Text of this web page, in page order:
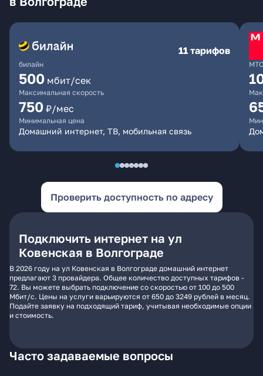
билайн
11 тарифов
500 мбит/сек
Максимальная скорость
750 ₽/мес
Минимальная цена
Домашний интернет, ТВ, мобильная связь
МТС
Проверить доступность по адресу
Подключить интернет на ул
Ковенская в Волгограде
В 2026 году на ул Ковенская в Волгограде домашний интернет
предлагают 3 провайдера. Общее количество доступных тарифов -
72. Вы можете выбрать подключение со скоростью от 100 до 500
Мбит/с. Цены на услуги варьируются от 650 до 3249 рублей в месяц.
Подайте заявку на подходящий тариф, учитывая необходимые опции
и стоимость.
Часто задаваемые вопросы